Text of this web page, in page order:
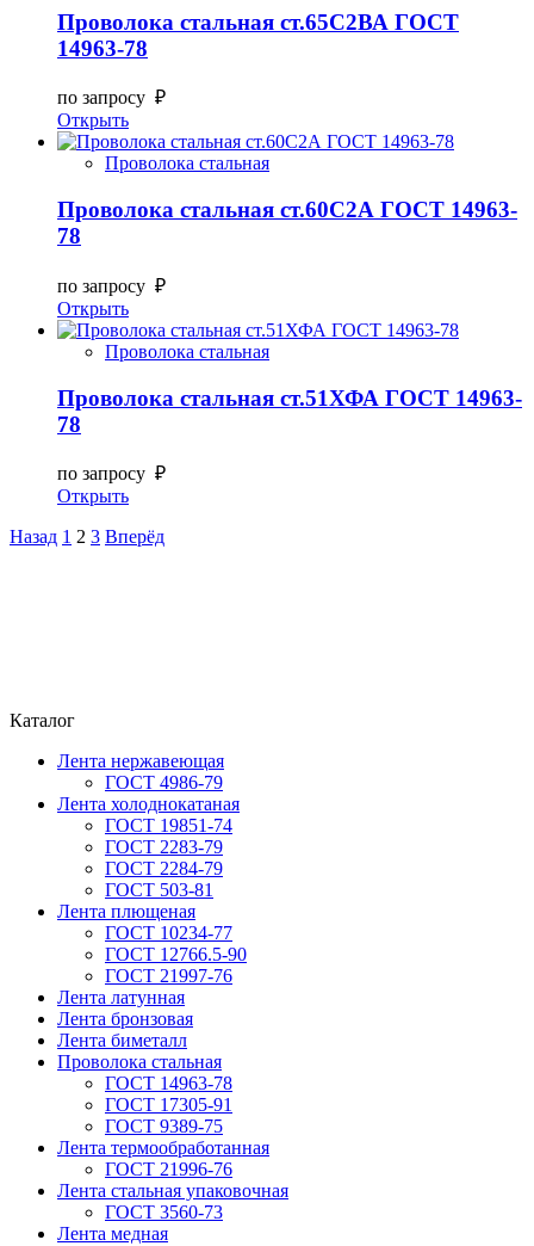
Проволока стальная ст.65С2ВА ГОСТ
14963-78
по запросу ₽
Открыть
Проволока стальная
Проволока стальная ст.60С2А ГОСТ 14963-
78
по запросу ₽
Открыть
Проволока стальная
Проволока стальная ст.51ХФА ГОСТ 14963-
78
по запросу ₽
Открыть
Назад 1 2 3 Вперёд
Каталог
Лента нержавеющая
ГОСТ 4986-79
Лента холоднокатаная
ГОСТ 19851-74
ГОСТ 2283-79
ГОСТ 2284-79
ГОСТ 503-81
Лента плющеная
ГОСТ 10234-77
ГОСТ 12766.5-90
ГОСТ 21997-76
Лента латунная
Лента бронзовая
Лента биметалл
Проволока стальная
ГОСТ 14963-78
ГОСТ 17305-91
ГОСТ 9389-75
Лента термообработанная
ГОСТ 21996-76
Лента стальная упаковочная
ГОСТ 3560-73
Лента медная